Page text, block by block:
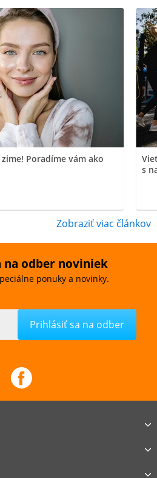
Poradíme vám ako
s
Zobraziť viac článkov
na odber noviniek
ponuky a novinky.